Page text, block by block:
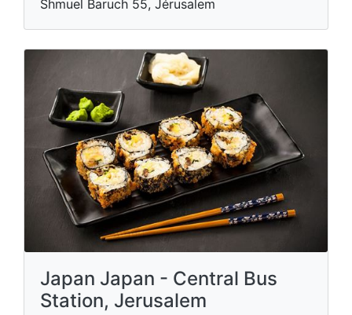
Shmuel Baruch 55, Jérusalem
Japan Japan - Central Bus
Station, Jerusalem